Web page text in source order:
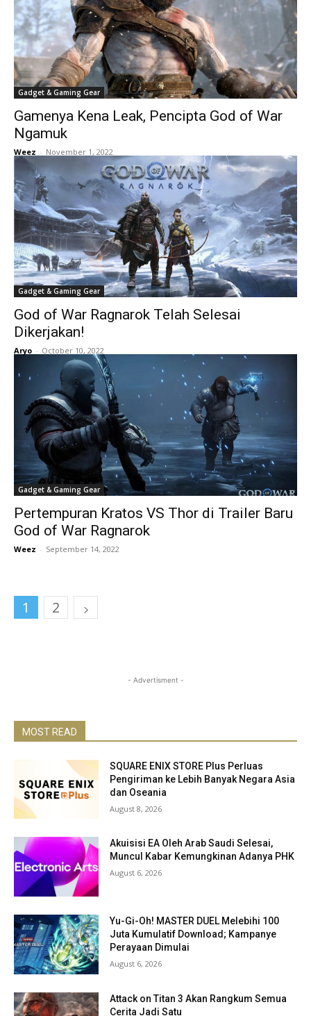
Gadget & Gaming Gear
Gamenya Kena Leak, Pencipta God of War
Ngamuk
Weez - November 1, 2022
Gadget & Gaming Gear
God of War Ragnarok Telah Selesai
Dikerjakan!
Aryo - October 10, 2022
Gadget & Gaming Gear
Pertempuran Kratos VS Thor di Trailer Baru
God of War Ragnarok
Weez - September 14, 2022
1 2
- Advertisment -
MOST READ
SQUARE ENIX STORE Plus Perluas
Pengiriman ke Lebih Banyak Negara Asia
dan Oseania
August 8, 2026
Akuisisi EA Oleh Arab Saudi Selesai,
Muncul Kabar Kemungkinan Adanya PHK
August 6, 2026
Yu-Gi-Oh! MASTER DUEL Melebihi 100
Juta Kumulatif Download; Kampanye
Perayaan Dimulai
August 6, 2026
Attack on Titan 3 Akan Rangkum Semua
Cerita Jadi Satu